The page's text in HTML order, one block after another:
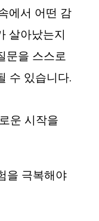
에서 어떤 감
살아났는지
문을 스스로
수 있습니다.
운 시작을
을 극복해야